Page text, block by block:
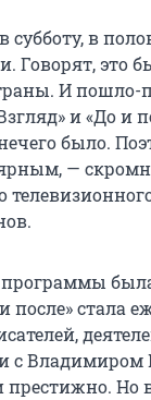
в
Говорят, это
И пошло-
и «До и
было.
—
после» стала
с
Но в